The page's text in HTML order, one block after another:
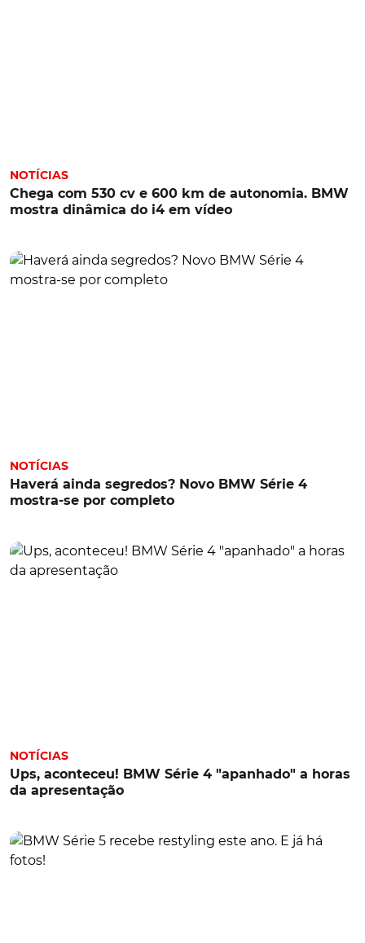
NOTÍCIAS
Chega com 530 cv e 600 km de autonomia. BMW
mostra dinâmica do i4 em vídeo
NOTÍCIAS
Haverá ainda segredos? Novo BMW Série 4
mostra-se por completo
NOTÍCIAS
Ups, aconteceu! BMW Série 4 "apanhado" a horas
da apresentação